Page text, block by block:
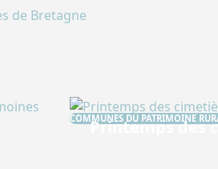
de Bretagne
COMMUNES DU PATRIMOINE
Printemps des